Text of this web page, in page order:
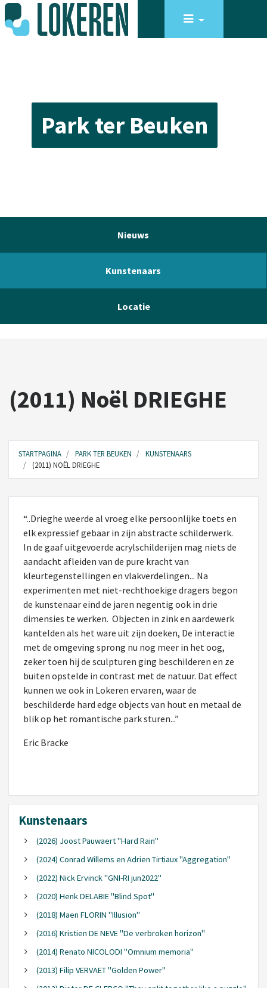
Park ter Beuken
Nieuws
Kunstenaars
Locatie
(2011) Noël DRIEGHE
STARTPAGINA PARK TER BEUKEN
KUNSTENAARS
(2011) NOËL DRIEGHE
“..Drieghe weerde al vroeg elke persoonlijke toets en
elk expressief gebaar in zijn abstracte schilderwerk.
In de gaaf uitgevoerde acrylschilderijen mag niets de
aandacht afleiden van de pure kracht van
kleurtegenstellingen en vlakverdelingen... Na
experimenten met niet-rechthoekige dragers begon
de kunstenaar eind de jaren negentig ook in drie
dimensies te werken. Objecten in zink en aardewerk
kantelden als het ware uit zijn doeken, De interactie
met de omgeving sprong nu nog meer in het oog,
zeker toen hij de sculpturen ging beschilderen en ze
buiten opstelde in contrast met de natuur. Dat effect
kunnen we ook in Lokeren ervaren, waar de
beschilderde hard edge objects van hout en metaal de
blik op het romantische park sturen...”
Eric Bracke
Kunstenaars
(2026) Joost Pauwaert "Hard Rain"
(2024) Conrad Willems en Adrien Tirtiaux "Aggregation"
(2022) Nick Ervinck "GNI-RI jun2022"
(2020) Henk DELABIE "Blind Spot"
(2018) Maen FLORIN "Illusion"
(2016) Kristien DE NEVE "De verbroken horizon"
(2014) Renato NICOLODI "Omnium memoria"
(2013) Filip VERVAET "Golden Power"